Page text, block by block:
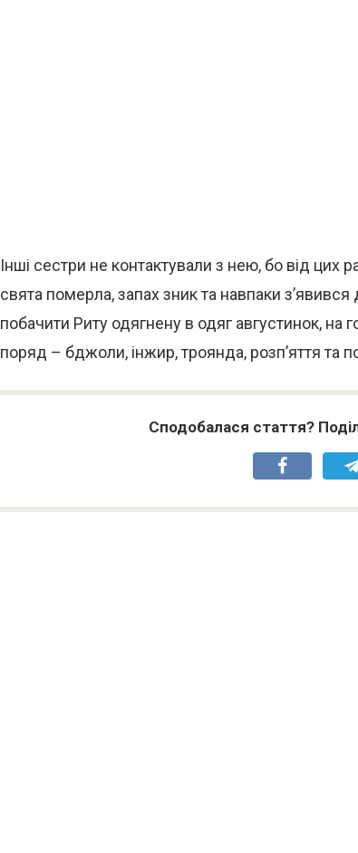
Інші сестри не контактували з нею, бо від цих
свята померла, запах зник та навпаки
побачити Риту одягнену в одяг августинок, на
поряд – бджоли, інжир, троянда, розп’яття та
Сподобалася стаття?